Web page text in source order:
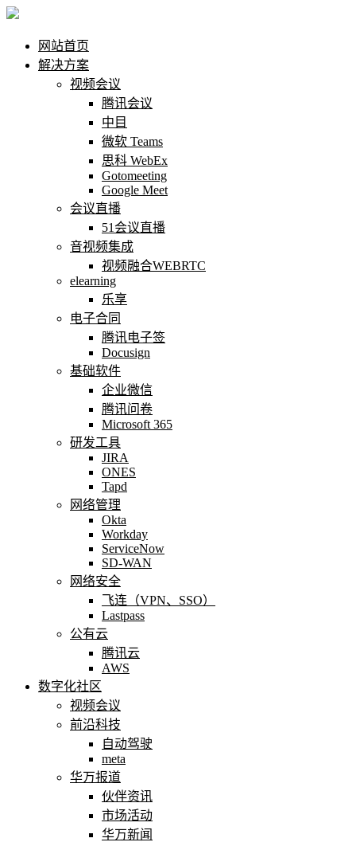
网站首页
解决方案
视频会议
腾讯会议
中目
微软 Teams
思科 WebEx
Gotomeeting
Google Meet
会议直播
51会议直播
音视频集成
视频融合WEBRTC
elearning
乐享
电子合同
腾讯电子签
Docusign
基础软件
企业微信
腾讯问卷
Microsoft 365
研发工具
JIRA
ONES
Tapd
网络管理
Okta
Workday
ServiceNow
SD-WAN
网络安全
飞连（VPN、SSO）
Lastpass
公有云
腾讯云
AWS
数字化社区
视频会议
前沿科技
自动驾驶
meta
华万报道
伙伴资讯
市场活动
华万新闻